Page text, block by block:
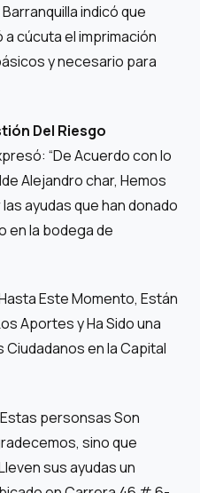
indicó que
a cúcuta el imprimación
y necesario para
Del Riesgo
“De Acuerdo con lo
Alejandro char, Hemos
ayudas que han donado
en la bodega de
Este Momento, Están
Aportes y Ha Sido una
Ciudadanos en la Capital
personsas Son
sino que
sus ayudas un